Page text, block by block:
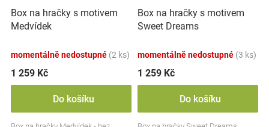
Box na hračky s motivem
Medvídek
momentálně nedostupné (2 ks)
1 259 Kč
Do košíku
Box na hračky s motivem
Sweet Dreams
momentálně nedostupné (3 ks)
1 259 Kč
Do košíku